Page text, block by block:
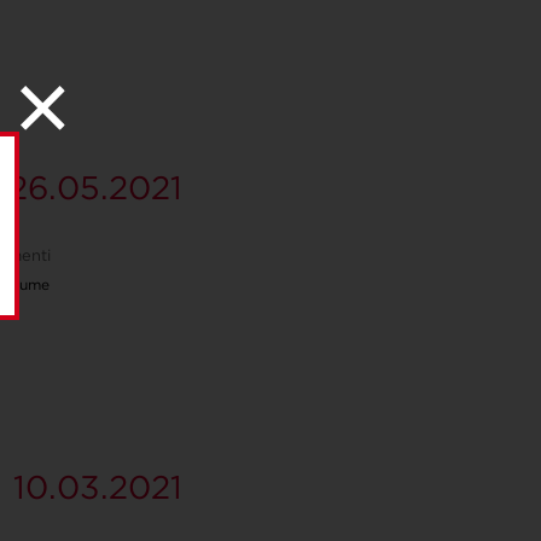
26.05.2021
10.03.2021